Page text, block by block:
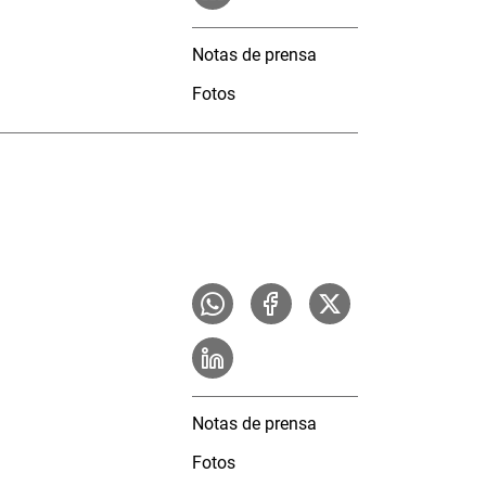
Notas de prensa
Fotos
Notas de prensa
Fotos